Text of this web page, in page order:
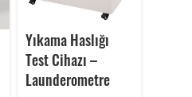
Yıkama Haslığı
Test Cihazı –
Launderometre